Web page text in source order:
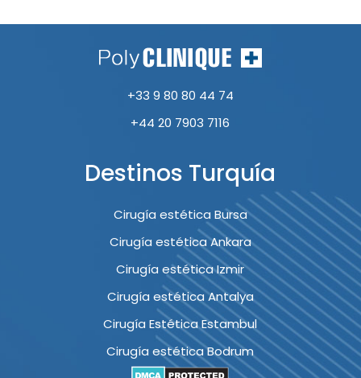
+33 9 80 80 44 74
+44 20 7903 7116
Destinos Turquía
Cirugía estética Bursa
Cirugía estética Ankara
Cirugía estética Izmir
Cirugía estética Antalya
Cirugía Estética Estambul
Cirugía estética Bodrum